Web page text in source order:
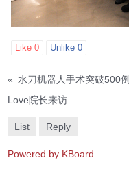
Like 0 Unlike 0
« 水刀机器人手术突破500例
Love院长来访
List Reply
Powered by KBoard